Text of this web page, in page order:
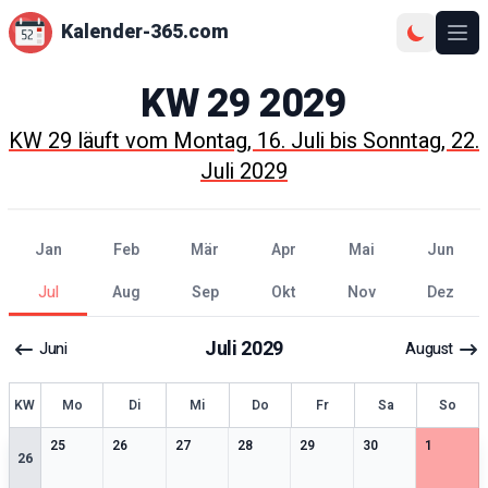
Kalender-365.com
KW292029
KW29läuft vomMontag, 16. JulibisSonntag, 22.
Juli 2029
Jan Feb Mär Apr Mai
Jun
Jul
Aug Sep Okt Nov Dez
Juni Juli2029 August
KW Mo Di Mi Do Fr Sa So
26
25
0særlige datoer
26
0særlige datoer
27
0særlige datoer
28
0særlige datoer
29
0særlige datoer
30
0særlige datoer
10